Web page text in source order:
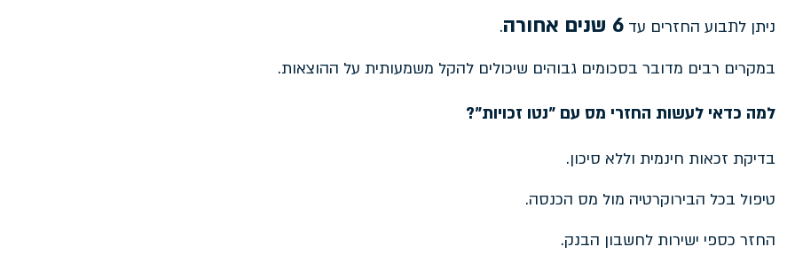
ניתן לתבוע החזרים עד6 שנים אחורה .
במקרים רבים מדובר בסכומים גבוהים שיכולים להקל משמעותית על ההוצאות.
למה כדאי לעשות החזרי מס עם "נטו זכויות"?
בדיקת זכאות חינמית וללא סיכון.
טיפול בכל הבירוקרטיה מול מס הכנסה.
החזר כספי ישירות לחשבון הבנק.